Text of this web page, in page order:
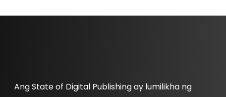
Ang State of Digital Publishing ay lumilikha ng